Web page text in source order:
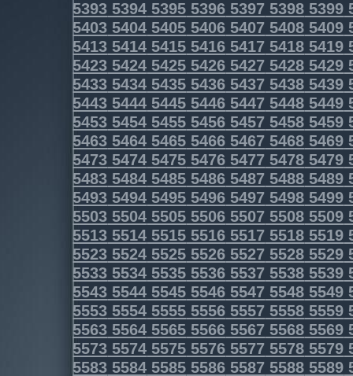
5393 5394 5395 5396 5397 5398 5399
5403 5404 5405 5406 5407 5408 5409
5413 5414 5415 5416 5417 5418 5419
5423 5424 5425 5426 5427 5428 5429
5433 5434 5435 5436 5437 5438 5439
5443 5444 5445 5446 5447 5448 5449
5453 5454 5455 5456 5457 5458 5459
5463 5464 5465 5466 5467 5468 5469
5473 5474 5475 5476 5477 5478 5479
5483 5484 5485 5486 5487 5488 5489
5493 5494 5495 5496 5497 5498 5499
5503 5504 5505 5506 5507 5508 5509
5513 5514 5515 5516 5517 5518 5519
5523 5524 5525 5526 5527 5528 5529
5533 5534 5535 5536 5537 5538 5539
5543 5544 5545 5546 5547 5548 5549
5553 5554 5555 5556 5557 5558 5559
5563 5564 5565 5566 5567 5568 5569
5573 5574 5575 5576 5577 5578 5579
5583 5584 5585 5586 5587 5588 5589